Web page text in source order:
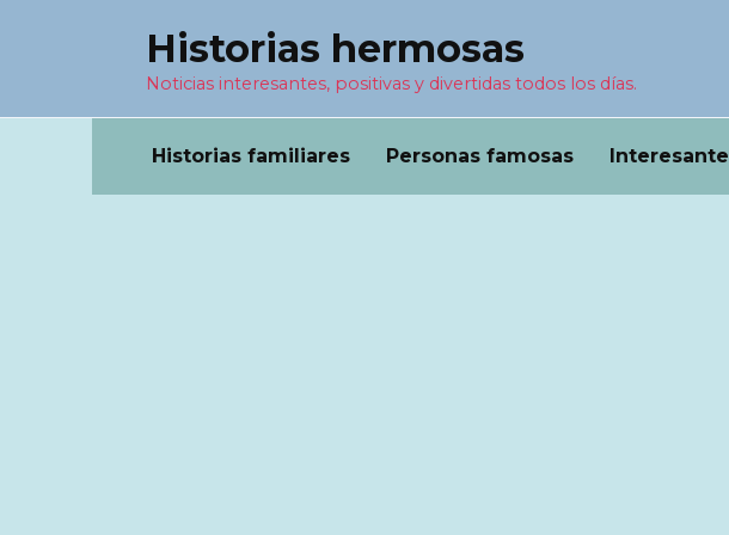
Historias hermosas
Noticias interesantes, positivas y divertidas todos los días.
Historias familiares Personas famosas Interesante